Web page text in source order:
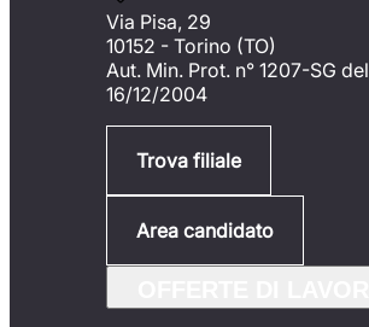
Via Pisa, 29
10152 - Torino (TO)
Aut. Min. Prot. n° 1207-SG del
16/12/2004
Trova filiale
Area candidato